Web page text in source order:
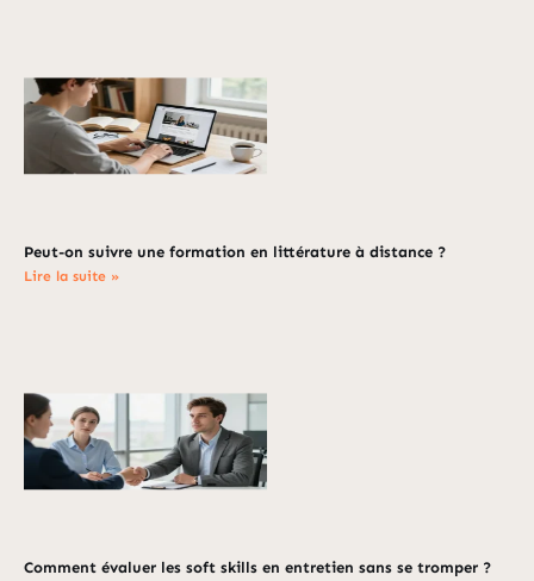
Peut-on suivre une formation en littérature à distance ?
Lire la suite »
Comment évaluer les soft skills en entretien sans se tromper ?